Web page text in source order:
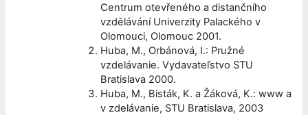
Centrum otevřeného a distančního
vzdělávání Univerzity Palackého v
Olomouci, Olomouc 2001.
Huba, M., Orbánová, I.: Pružné
vzdelávanie. Vydavateľstvo STU
Bratislava 2000.
Huba, M., Bisták, K. a Žáková, K.: www a
v zdelávanie, STU Bratislava, 2003